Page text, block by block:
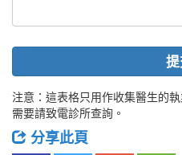
注意：這表格只用作收集醫生的
需要請致電診所查詢。
分享此頁